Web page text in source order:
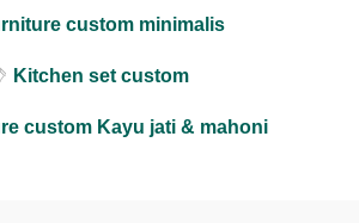
custom minimalis
Kitchen set custom
custom Kayu jati & mahoni